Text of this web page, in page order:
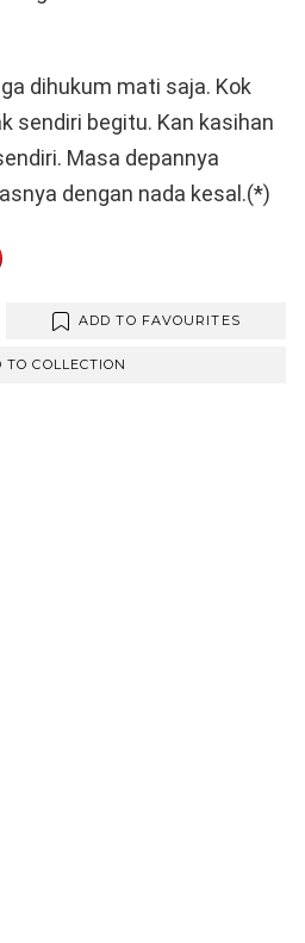
dihukum mati saja. Kok
sendiri begitu. Kan kasihan
Masa depannya
dengan nada kesal.(*)
MESSENGER
ADD TO FAVOURITES
TO COLLECTION